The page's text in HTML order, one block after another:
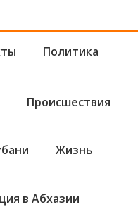
Политика
Происшествия
Жизнь
в Абхазии